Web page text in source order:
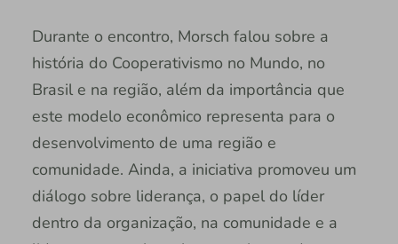
Durante o encontro, Morsch falou sobre a
história do Cooperativismo no Mundo, no
Brasil e na região, além da importância que
este modelo econômico representa para o
desenvolvimento de uma região e
comunidade. Ainda, a iniciativa promoveu um
diálogo sobre liderança, o papel do líder
dentro da organização, na comunidade e a